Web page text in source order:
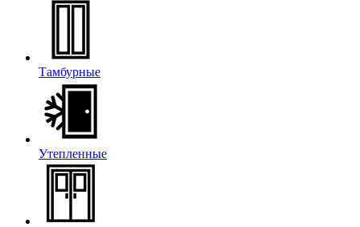
Тамбурные
Утепленные